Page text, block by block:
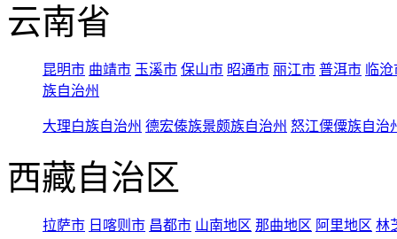
云南省
昆明市 曲靖市 玉溪市 保山市 昭通市 丽江市 普洱市 临
族自治州
大理白族自治州 德宏傣族景颇族自治州 怒江傈僳族自治
西藏自治区
拉萨市 日喀则市 昌都市 山南地区 那曲地区 阿里地区 林